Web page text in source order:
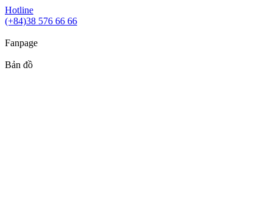
Hotline
(+84)38 576 66 66
Fanpage
Bản đồ